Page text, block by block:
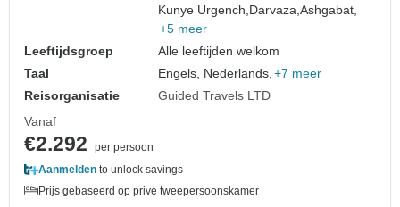
Kunye Urgench,Darvaza,Ashgabat,
+5 meer
Leeftijdsgroep
Alle leeftijden welkom
Taal
Engels, Nederlands, +7 meer
Reisorganisatie
Guided Travels LTD
Vanaf
€2.292
per persoon
Aanmelden to unlock savings
Prijs gebaseerd op privé tweepersoonskamer